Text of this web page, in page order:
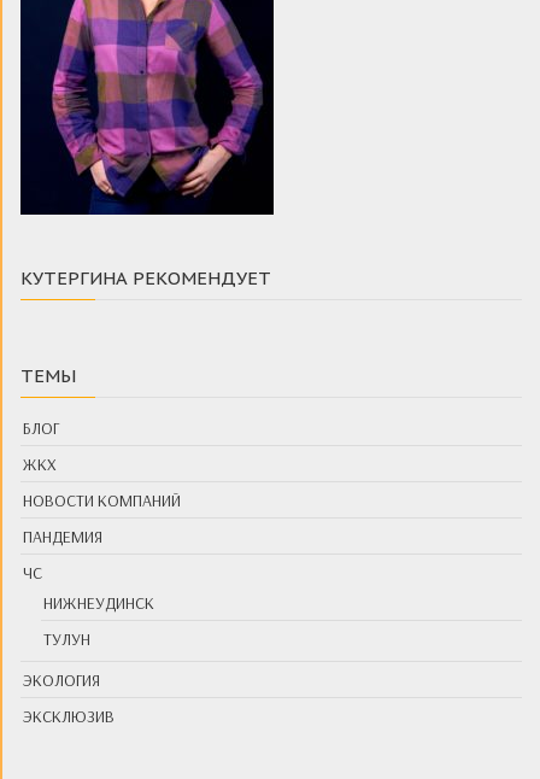
КУТЕРГИНА РЕКОМЕНДУЕТ
ТЕМЫ
БЛОГ
ЖКХ
НОВОСТИ КОМПАНИЙ
ПАНДЕМИЯ
ЧС
НИЖНЕУДИНСК
ТУЛУН
ЭКОЛОГИЯ
ЭКСКЛЮЗИВ